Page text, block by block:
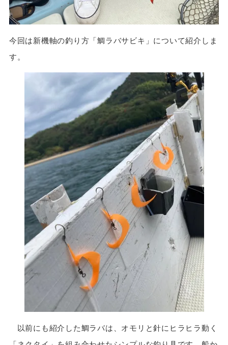
今回は新機軸の釣り方「鯛ラバサビキ」について紹介しま
す。
以前にも紹介した鯛ラバは、オモリと針にヒラヒラ動く